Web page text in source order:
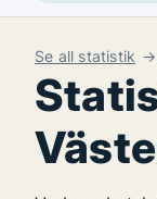
Se all statistik